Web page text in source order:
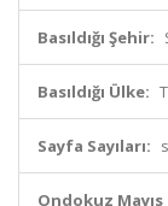
Basıldığı Şehir:
Basıldığı Ülke:
Sayfa Sayıları:
Ondokuz